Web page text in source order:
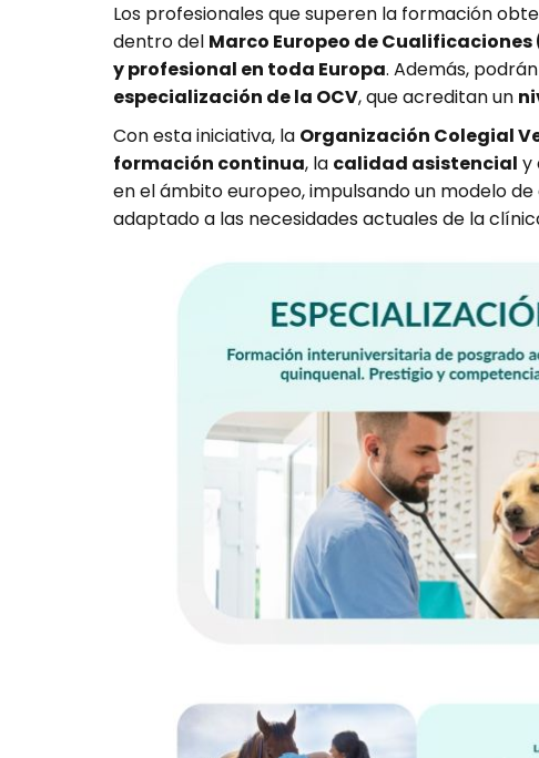
Los profesionales que superen la formación
dentro del Marco Europeo de Cualificaciones
y profesional en toda Europa. Además,
especialización de la OCV, que acreditan un
Con esta iniciativa, la Organización Colegial
formación continua, la calidad asistencial y
en el ámbito europeo, impulsando un modelo
adaptado a las necesidades actuales de la